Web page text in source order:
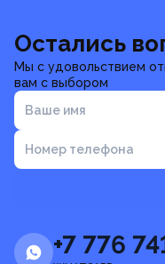
Остались
Мы с удовольствием
вам с выбором
Ваше имя
Номер телефона
+7 776